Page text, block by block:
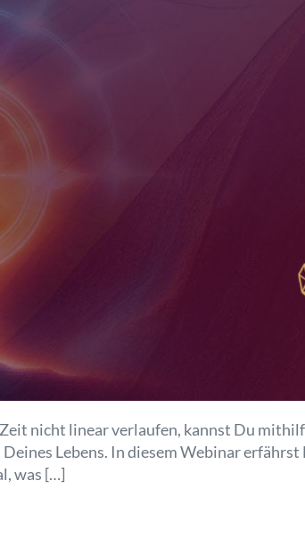
nicht linear verlaufen, kannst Du
Lebens. In diesem Webinar
was […]